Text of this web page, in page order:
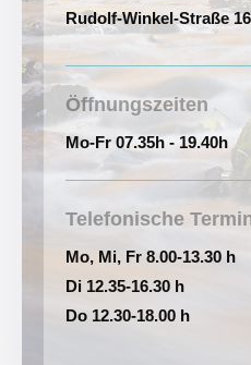
Rudolf-Winkel-Straße
Öffnungszeiten
Mo-Fr 07.35h - 19.40h
Telefonische
Mo, Mi, Fr 8.00-13.30 h
Di 12.35-16.30 h
Do 12.30-18.00 h